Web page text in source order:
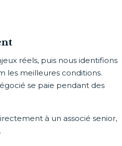
réels, puis nous identifions
les meilleures conditions.
se paie pendant des
à un associé senior,